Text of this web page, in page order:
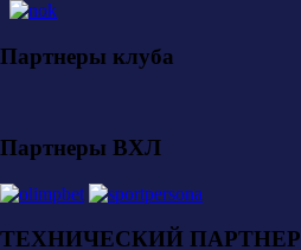
Партнеры клуба
Партнеры ВХЛ
ТЕХНИЧЕСКИЙ ПАРТНЕР